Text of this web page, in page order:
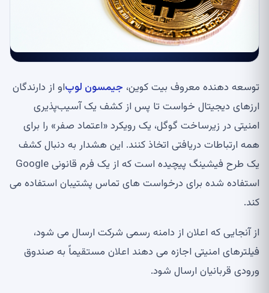
توسعه دهنده معروف بیت کوین، جیمسون لوپاو از دارندگان
ارزهای دیجیتال خواست تا پس از کشف یک آسیب‌پذیری
امنیتی در زیرساخت گوگل، یک رویکرد «اعتماد صفر» را برای
همه ارتباطات دریافتی اتخاذ کنند. این هشدار به دنبال کشف
یک طرح فیشینگ پیچیده است که از یک فرم قانونی Google
استفاده شده برای درخواست های تماس پشتیبان استفاده می
کند.
از آنجایی که اعلان از دامنه رسمی شرکت ارسال می شود،
فیلترهای امنیتی اجازه می دهند اعلان مستقیماً به صندوق
ورودی قربانیان ارسال شود.